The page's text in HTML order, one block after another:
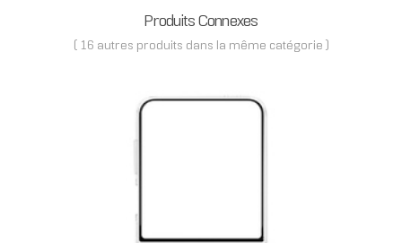
Produits Connexes
( 16 autres produits dans la même catégorie )